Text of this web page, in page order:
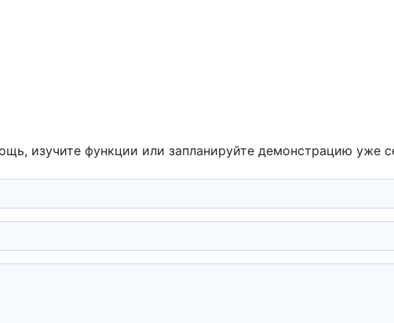
изучите функции или запланируйте демонстрацию уже